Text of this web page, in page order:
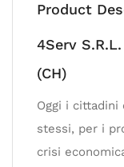
Product
4Serv
(CH)
Oggi i cittadini
stessi, per i
crisi